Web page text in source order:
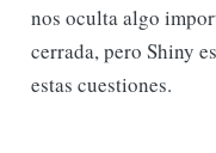
nos oculta algo
cerrada, pero Shiny
estas cuestiones.